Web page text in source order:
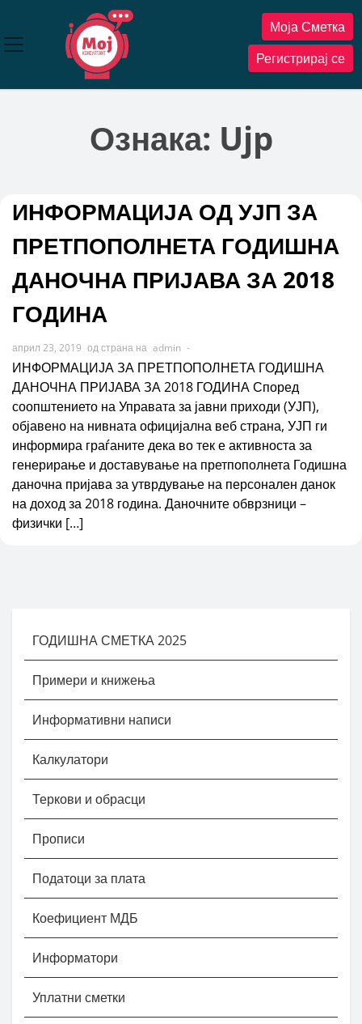
содржината
Моја Сметка
Регистрирај се
Ознака: Ujp
ИНФОРМАЦИЈА ОД УЈП ЗА
ПРЕТПОПОЛНЕТА ГОДИШНА
ДАНОЧНА ПРИЈАВА ЗА 2018
ГОДИНА
април 23, 2019 од страна на admin -
ИНФОРМАЦИЈА ЗА ПРЕТПОПОЛНЕТА ГОДИШНА
ДАНОЧНА ПРИЈАВА ЗА 2018 ГОДИНА Според
соопштението на Управата за јавни приходи (УЈП),
објавено на нивната официјална веб страна, УЈП ги
информира граѓаните дека во тек е активноста за
генерирање и доставување на претпополнета Годишна
даночна пријава за утврдување на персонален данок
на доход за 2018 година. Даночните обврзници –
физички […]
ГОДИШНА СМЕТКА 2025
Примери и книжења
Информативни написи
Калкулатори
Теркови и обрасци
Прописи
Податоци за плата
Коефициент МДБ
Информатори
Уплатни сметки